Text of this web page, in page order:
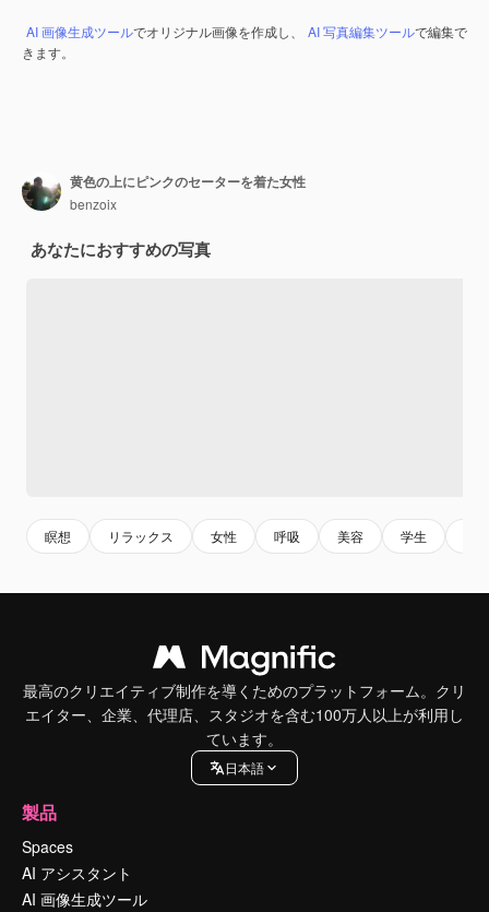
AI 画像生成ツールでオリジナル画像を作成し、 AI 写真編集ツールで編集で
きます。
黄色の上にピンクのセーターを着た女性
benzoix
あなたにおすすめの写真
瞑想 リラックス 女性 呼吸 美容 学生
最高のクリエイティブ制作を導くためのプラットフォーム。クリ
エイター、企業、代理店、スタジオを含む100万人以上が利用し
ています。
日本語
製品
Spaces
AI アシスタント
AI 画像生成ツール